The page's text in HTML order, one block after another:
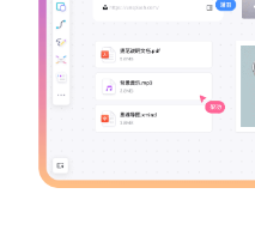
AI生成鱼骨图
AI生成甘特图
AI生成组织结构图